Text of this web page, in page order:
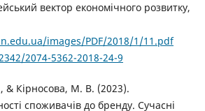
вектор економічного розвитку,
images/PDF/2018/1/11.pdf
2074-5362-2018-24-9
& Кірносова, М. В. (2023).
споживачів до бренду. Сучасні